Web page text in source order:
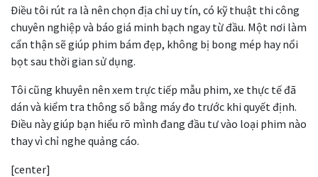
Điều tôi rút ra là nên chọn địa chỉ uy tín, có kỹ thuật thi công
chuyên nghiệp và báo giá minh bạch ngay từ đầu. Một nơi làm
cẩn thận sẽ giúp phim bám đẹp, không bị bong mép hay nổi
bọt sau thời gian sử dụng.
Tôi cũng khuyên nên xem trực tiếp mẫu phim, xe thực tế đã
dán và kiểm tra thông số bằng máy đo trước khi quyết định.
Điều này giúp bạn hiểu rõ mình đang đầu tư vào loại phim nào
thay vì chỉ nghe quảng cáo.
[center]